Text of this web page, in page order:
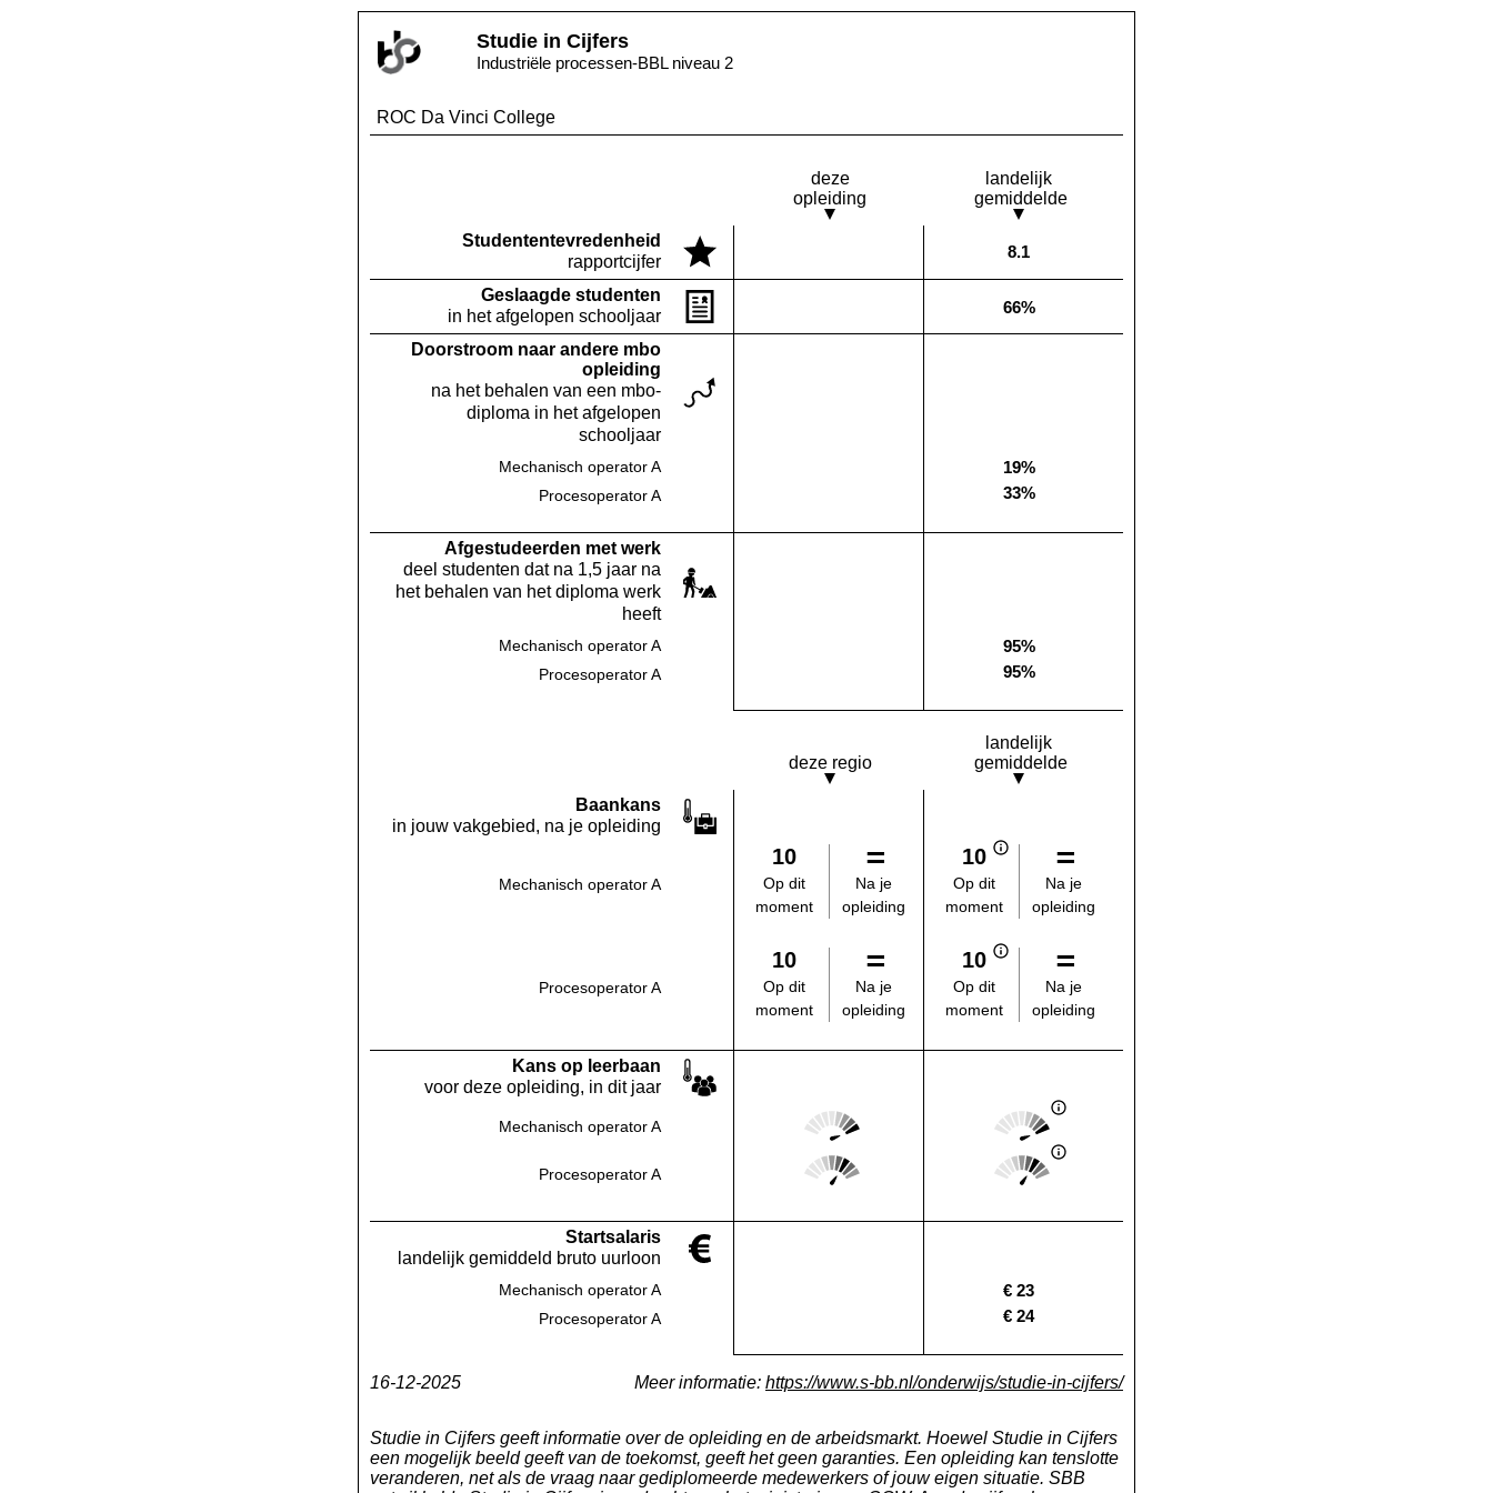
Studie in Cijfers
Industriële processen-BBL niveau 2
ROC Da Vinci College
deze
opleiding
landelijk
gemiddelde
Studenten­tevredenheid
rapportcijfer
Landelijk gemiddelde:
8.1
Geslaagde studenten
in het afgelopen schooljaar
Landelijk gemiddelde:
66%
Doorstroom naar andere mbo
opleiding
na het behalen van een mbo-
diploma in het afgelopen
schooljaar
Mechanisch operator A Landelijk gemiddelde:
19%
Procesoperator A Landelijk gemiddelde:
33%
Af­gestudeerden met werk
deel studenten dat na 1,5 jaar na
het behalen van het diploma werk
heeft
Mechanisch operator A Landelijk gemiddelde:
95%
Procesoperator A Landelijk gemiddelde:
95%
deze regio
landelijk
gemiddelde
Baankans
in jouw vakgebied, na je opleiding
Mechanisch operator A
10
Op dit
moment
Na je
opleiding
10
Op dit
moment
Na je
opleiding
Procesoperator A
10
Op dit
moment
Na je
opleiding
10
Op dit
moment
Na je
opleiding
Kans op leerbaan
voor deze opleiding, in dit jaar
Mechanisch operator A Deze regio:
Score: 5 van 5
Landelijk gemiddelde:
Score: 5 van 5
Procesoperator A Deze regio:
Score: 4 van 5
Landelijk gemiddelde:
Score: 4 van 5
Startsalaris
landelijk gemiddeld bruto uurloon
Mechanisch operator A Landelijk gemiddelde:
€ 23
Procesoperator A Landelijk gemiddelde:
€ 24
16-12-2025 Meer informatie: https://www.s-bb.nl/onderwijs/studie-in-cijfers/
Studie in Cijfers geeft informatie over de opleiding en de arbeidsmarkt. Hoewel Studie in Cijfers
een mogelijk beeld geeft van de toekomst, geeft het geen garanties. Een opleiding kan tenslotte
veranderen, net als de vraag naar gediplomeerde medewerkers of jouw eigen situatie. SBB